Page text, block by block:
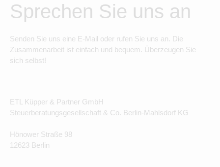
Sprechen Sie uns an
Senden Sie uns eine E-Mail oder rufen Sie uns an. Die
Zusammenarbeit ist einfach und bequem. Überzeugen Sie
sich selbst!
ETL Küpper & Partner GmbH
Steuerberatungsgesellschaft & Co. Berlin-Mahlsdorf KG
Hönower Straße 98
12623 Berlin